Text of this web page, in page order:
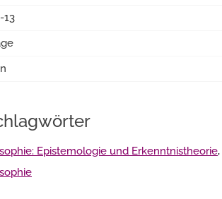
13
Epistemologie und Erkenntnistheorie,